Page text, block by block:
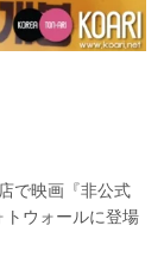
で映画『非公式
トウォールに登場